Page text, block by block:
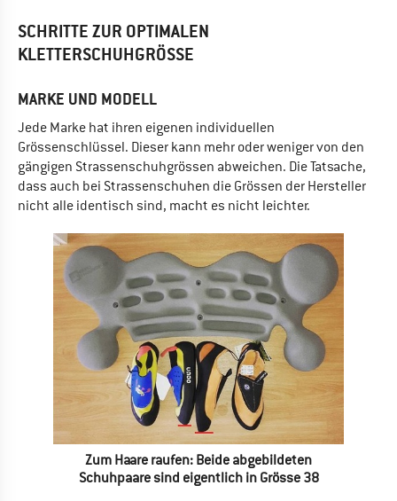
SCHRITTE ZUR OPTIMALEN
KLETTERSCHUHGRÖSSE
MARKE UND MODELL
Jede Marke hat ihren eigenen individuellen
Grössenschlüssel. Dieser kann mehr oder weniger von den
gängigen Strassenschuhgrössen abweichen. Die Tatsache,
dass auch bei Strassenschuhen die Grössen der Hersteller
nicht alle identisch sind, macht es nicht leichter.
Zum Haare raufen: Beide abgebildeten
Schuhpaare sind eigentlich in Grösse 38